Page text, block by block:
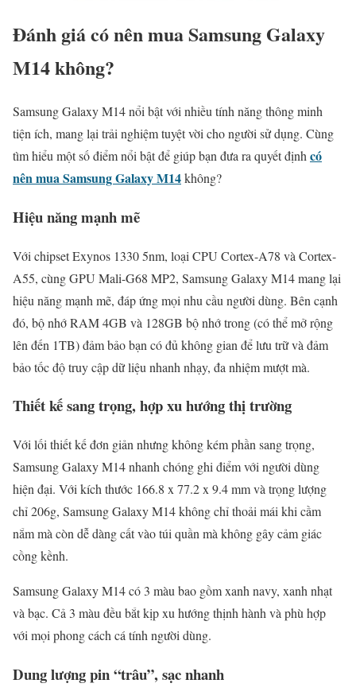
Đánh giá có nên mua Samsung Galaxy
M14 không?
Samsung Galaxy M14 nổi bật với nhiều tính năng thông minh
tiện ích, mang lại trải nghiệm tuyệt vời cho người sử dụng. Cùng
tìm hiểu một số điểm nổi bật để giúp bạn đưa ra quyết định có
nên mua Samsung Galaxy M14không?
Hiệu năng mạnh mẽ
Với chipset Exynos 1330 5nm, loại CPU Cortex-A78 và Cortex-
A55, cùng GPU Mali-G68 MP2, Samsung Galaxy M14 mang lại
hiệu năng mạnh mẽ, đáp ứng mọi nhu cầu người dùng. Bên cạnh
đó, bộ nhớ RAM 4GB và 128GB bộ nhớ trong (có thể mở rộng
lên đến 1TB) đảm bảo bạn có đủ không gian để lưu trữ và đảm
bảo tốc độ truy cập dữ liệu nhanh nhạy, đa nhiệm mượt mà.
Thiết kế sang trọng, hợp xu hướng thị trường
Với lối thiết kế đơn giản nhưng không kém phần sang trọng,
Samsung Galaxy M14 nhanh chóng ghi điểm với người dùng
hiện đại. Với kích thước 166.8 x 77.2 x 9.4 mm và trọng lượng
chỉ 206g, Samsung Galaxy M14 không chỉ thoải mái khi cầm
nắm mà còn dễ dàng cất vào túi quần mà không gây cảm giác
cồng kềnh.
Samsung Galaxy M14 có 3 màu bao gồm xanh navy, xanh nhạt
và bạc. Cả 3 màu đều bắt kịp xu hướng thịnh hành và phù hợp
với mọi phong cách cá tính người dùng.
Dung lượng pin “trâu”, sạc nhanh